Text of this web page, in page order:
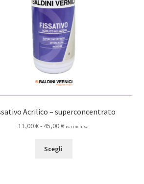
Acrilico – superconcentrato
11,00€-45,00€Fascia
iva inclusa
Scegli